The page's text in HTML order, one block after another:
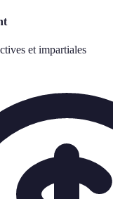
et impartiales